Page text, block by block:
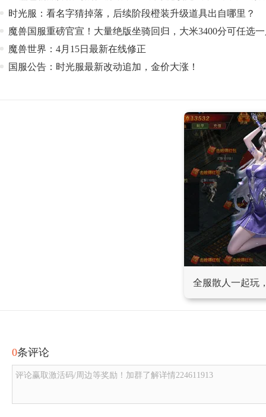
时光服：看名字猜掉落，后续阶段橙装升级道具出自哪里？
魔兽国服重磅官宣！大量绝版坐骑回归，大米3400分可任选
魔兽世界：4月15日最新在线修正
国服公告：时光服最新改动追加，金价大涨！
全服散人一起玩
0条评论
评论赢取激活码/周边等奖励！加群了解详情224611913